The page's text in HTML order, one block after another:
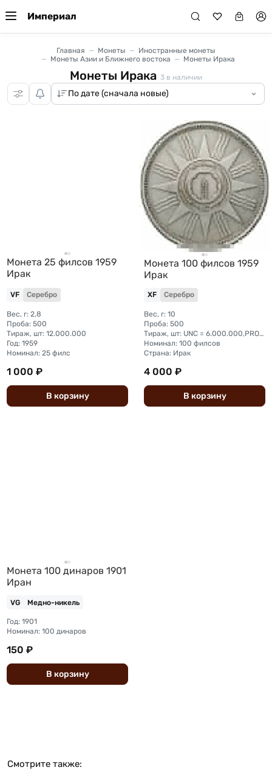
Империал
Главная Монеты
Иностранные монеты
Монеты Азии и Ближнего востока
Монеты Ирака
Монеты Ирака 3 в наличии
Монета 25 филсов 1959
Ирак
VF Серебро
Вес, г: 2,8
Проба: 500
Тираж, шт: 12.000.000
Год: 1959
Номинал: 25 филс
1 000 ₽
В корзину
Монета 100 филсов 1959
Ирак
XF Серебро
Вес, г: 10
Проба: 500
Тираж, шт: UNC = 6.000.000,PROOF = 400
Номинал: 100 филсов
Страна: Ирак
4 000 ₽
В корзину
Монета 100 динаров 1901
Иран
VG Медно-никель
Год: 1901
Номинал: 100 динаров
150 ₽
В корзину
Смотрите также: